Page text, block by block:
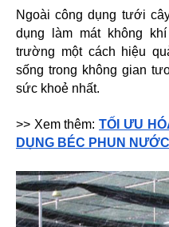
Ngoài công dụng tưới
dụng làm mát không
trường một cách hiệu
sống trong không gian
sức khoẻ nhất.
>> Xem thêm: TỐI ƯU
DỤNG BÉC PHUN